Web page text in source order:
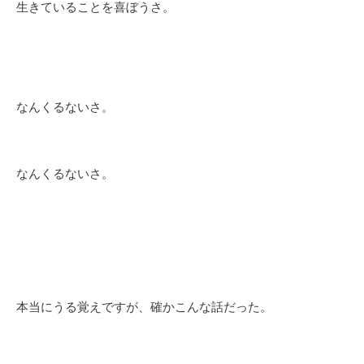
生きていることを喜ぼうさ。
なんくるないさ。
なんくるないさ。
本当にうる覚えですが、確かこんな話だった。